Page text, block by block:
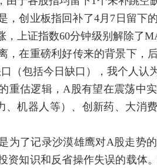
，创业板指回补了4月7日留下
上证指数60分钟级别解除了
，在重磅利好传来的背景下，
（包括今日缺口），我个人认
估逻辑，A股有望在震荡中实
机器人等）、创新药、大消
了记录沙漠雄鹰对A股走势的
资知识和反省操作失误的载体